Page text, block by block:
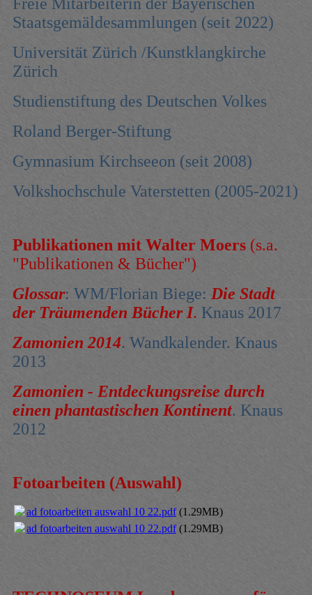
Staatsgemäldesammlungen (seit 2022)
Universität Zürich /Kunstklangkirche
Zürich
Studienstiftung des Deutschen Volkes
Roland Berger-Stiftung
Gymnasium Kirchseeon (seit 2008)
Volkshochschule Vaterstetten (2005-2021)
Publikationen mit Walter Moers(s.a.
"Publikationen & Bücher")
Glossar: WM/Florian Biege: Die Stadt
der Träumenden Bücher I. Knaus 2017
Zamonien 2014. Wandkalender. Knaus
2013
Zamonien - Entdeckungsreise durch
einen phantastischen Kontinent. Knaus
2012
Fotoarbeiten (Auswahl)
ad fotoarbeiten auswahl 10 22.pdf(1.29MB)
ad fotoarbeiten auswahl 10 22.pdf(1.29MB)